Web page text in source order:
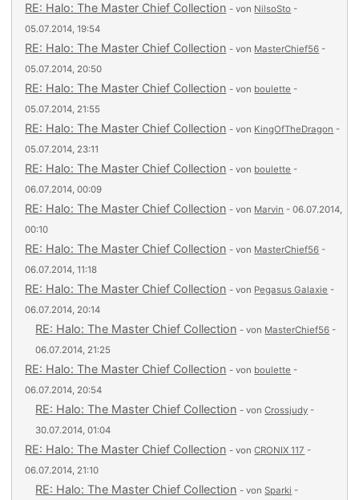
RE: Halo: The Master Chief Collection - von NilsoSto -
05.07.2014, 19:54
RE: Halo: The Master Chief Collection - von MasterChief56 -
05.07.2014, 20:50
RE: Halo: The Master Chief Collection - von boulette -
05.07.2014, 21:55
RE: Halo: The Master Chief Collection - von KingOfTheDragon -
05.07.2014, 23:11
RE: Halo: The Master Chief Collection - von boulette -
06.07.2014, 00:09
RE: Halo: The Master Chief Collection - von Marvin - 06.07.2014,
00:10
RE: Halo: The Master Chief Collection - von MasterChief56 -
06.07.2014, 11:18
RE: Halo: The Master Chief Collection - von Pegasus Galaxie -
06.07.2014, 20:14
RE: Halo: The Master Chief Collection - von MasterChief56 -
06.07.2014, 21:25
RE: Halo: The Master Chief Collection - von boulette -
06.07.2014, 20:54
RE: Halo: The Master Chief Collection - vonCrossjudy -
30.07.2014, 01:04
RE: Halo: The Master Chief Collection - vonCRONIX 117 -
06.07.2014, 21:10
RE: Halo: The Master Chief Collection - vonSparki -